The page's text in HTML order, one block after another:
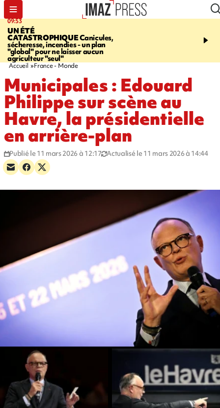
09:53
UN ÉTÉ
CATASTROPHIQUECanicules,
sécheresse, incendies - un plan
"global" pour ne laisser aucun
agriculteur "seul"
12:03
commerciales - 160
pour 10 jours de
Accueil France - Monde
Municipales : Edouard
Philippe sur scène au
Havre, la présidentielle
en arrière-plan
Publié le 11 mars 2026 à 12:17 Actualisé le 11 mars 2026 à 14:44